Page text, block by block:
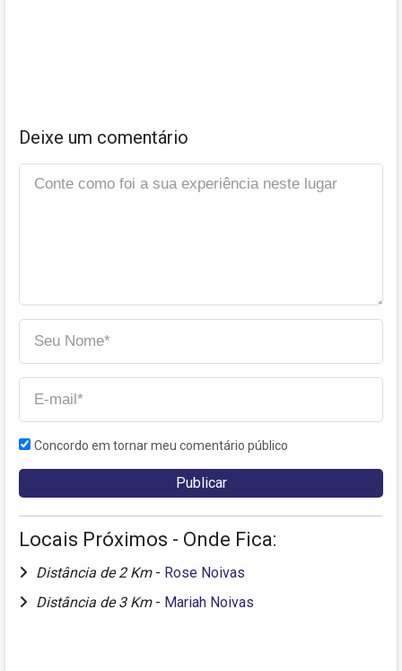
Deixe um comentário
Concordo em tornar meu comentário público
Locais Próximos - Onde Fica:
Distância de 2 Km - Rose Noivas
Distância de 3 Km - Mariah Noivas